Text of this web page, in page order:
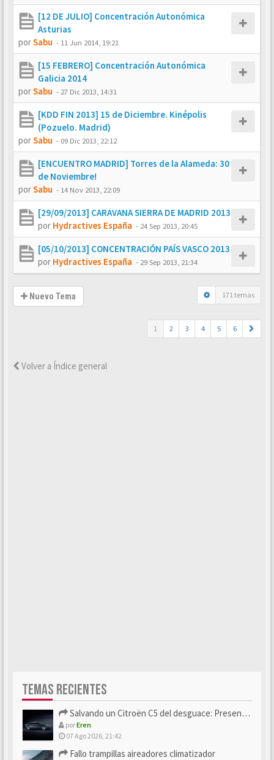
[12 DE JULIO] Concentración Autonómica
Asturias
porSabu - 11 Jun 2014, 19:21
[15 FEBRERO] Concentración Autonómica
Galicia 2014
porSabu - 27 Dic 2013, 14:31
[KDD FIN 2013] 15 de Diciembre. Kinépolis
(Pozuelo. Madrid)
porSabu - 09 Dic 2013, 22:12
[ENCUENTRO MADRID] Torres de la Alameda: 30
de Noviembre!
porSabu - 14 Nov 2013, 22:09
[29/09/2013] CARAVANA SIERRA DE MADRID 2013
por Hydractives España - 24 Sep 2013, 20:45
[05/10/2013] CONCENTRACIÓN PAÍS VASCO 2013
por Hydractives España - 29 Sep 2013, 21:34
Nuevo Tema 171 temas
1 2 3 4 5 6
Volver a Índice general
TEMAS RECIENTES
Salvando un Citroën C5 del desguace: Presentación y seguimiento
porEren
07 Ago 2026, 21:42
Fallo trampillas aireadores climatizador